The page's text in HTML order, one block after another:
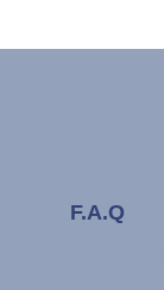
F.A.Q